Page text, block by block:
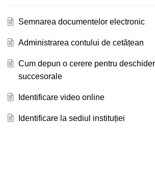
Semnarea documentelor electronic
Administrarea contului de cetățean
Cum depun o cerere pentru
succesorale
Identificare video online
Identificare la sediul instituției